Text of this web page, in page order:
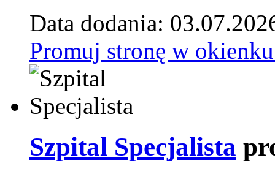
Data dodania:
Promuj stronę w
Szpital Specjalista